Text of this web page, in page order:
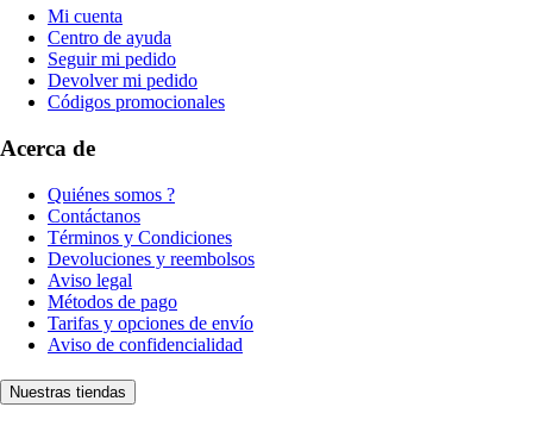
Mi cuenta
Centro de ayuda
Seguir mi pedido
Devolver mi pedido
Códigos promocionales
Acerca de
Quiénes somos ?
Contáctanos
Términos y Condiciones
Devoluciones y reembolsos
Aviso legal
Métodos de pago
Tarifas y opciones de envío
Aviso de confidencialidad
Nuestras tiendas